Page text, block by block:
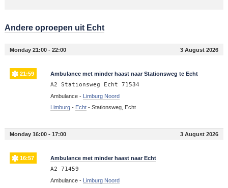
Andere oproepen uit Echt
Monday 21:00 - 22:00 3 August 2026
21:59 Ambulance met minder haast naar Stationsweg te Echt
A2 Stationsweg Echt 71534
Ambulance - Limburg Noord
Limburg- Echt- Stationsweg, Echt
Monday 16:00 - 17:00 3 August 2026
16:57 Ambulance met minder haast naar Echt
A2 71459
Ambulance - Limburg Noord